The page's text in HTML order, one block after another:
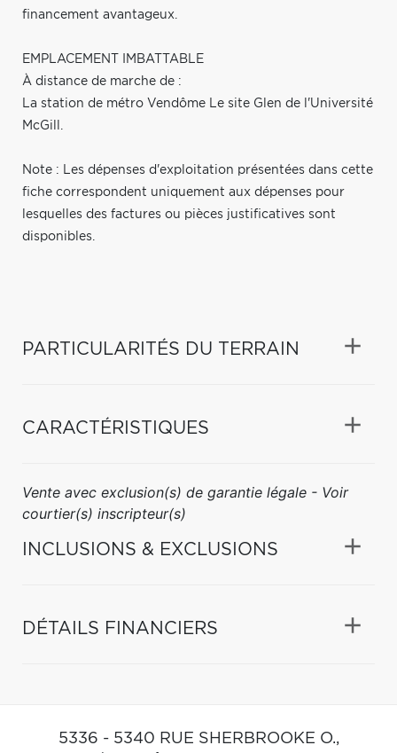
financement avantageux.
EMPLACEMENT IMBATTABLE
À distance de marche de :
La station de métro Vendôme Le site Glen de l'Université
McGill.
Note : Les dépenses d'exploitation présentées dans cette
fiche correspondent uniquement aux dépenses pour
lesquelles des factures ou pièces justificatives sont
disponibles.
PARTICULARITÉS DU TERRAIN
CARACTÉRISTIQUES
Vente avec exclusion(s) de garantie légale - Voir
courtier(s) inscripteur(s)
INCLUSIONS & EXCLUSIONS
DÉTAILS FINANCIERS
5336 - 5340 RUE SHERBROOKE O.,